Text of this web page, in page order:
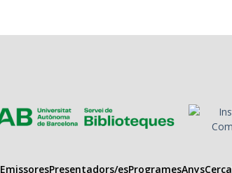
EmissoresPresentadors/esProgramesAnysCerca